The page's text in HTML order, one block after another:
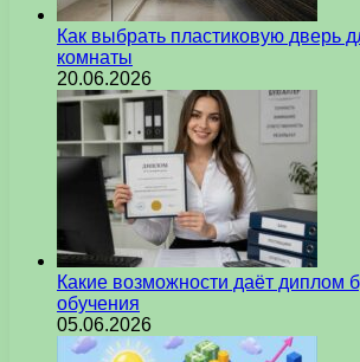
Как выбрать пластиковую дверь
комнаты
20.06.2026
Какие возможности даёт диплом
обучения
05.06.2026